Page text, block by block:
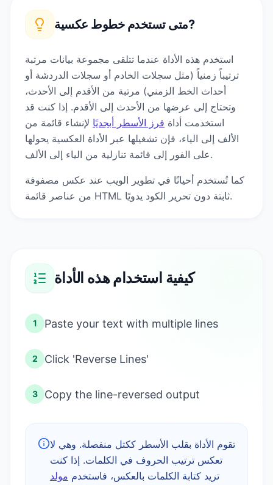
متى تستخدم خطوط عكسية ?
استخدم هذه الأداة عندما تتلقى مجموعة بيانات مرتبة
ترتيباً زمنياً (مثل سجلات الخادم أو سجلات الدردشة أو
أحداث الخط الزمني) مرتبة من الأقدم إلى الأحدث،
وتحتاج إلى عرضها من الأحدث إلى الأقدم. إذا كنت قد
استخدمت أداة فرز الأسطر أبجديًا لإنشاء قائمة من
الألف إلى الياء، فإن تشغيلها عبر الأداة العكسية يحولها
على الفور إلى قائمة تنازلية من الياء إلى الألف.
كما تُستخدم أحيانًا في تطوير الويب عند عكس مصفوفة
من عناصر قائمة HTML ثابتة دون تحرير الكود يدويًا.
كيفية استخدام هذه الأداة
1 Paste your text with multiple lines
2 Click 'Reverse Lines'
3 Copy the line-reversed output
تقوم الأداة بقلب الأسطر ككتل منفصلة. وهي لا
تعكس ترتيب الحروف في الكلمات. إذا كنت
تريد كتابة الكلمات بالعكس، فاستخدم مولد